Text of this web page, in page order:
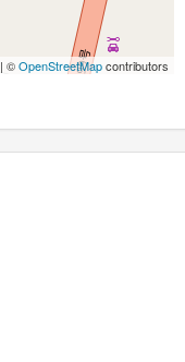
| ©OpenStreetMapcontributors